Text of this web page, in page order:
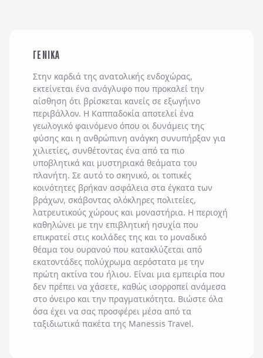
ΓΕΝΙΚΑ
Στην καρδιά της ανατολικής ενδοχώρας,
εκτείνεται ένα ανάγλυφο που προκαλεί την
αίσθηση ότι βρίσκεται κανείς σε εξωγήινο
περιβάλλον. Η Καππαδοκία αποτελεί ένα
γεωλογικό φαινόμενο όπου οι δυνάμεις της
φύσης και η ανθρώπινη ανάγκη συνυπήρξαν για
χιλιετίες, συνθέτοντας ένα από τα πιο
υποβλητικά και μυστηριακά θεάματα του
πλανήτη. Σε αυτό το σκηνικό, οι τοπικές
κοινότητες βρήκαν ασφάλεια στα έγκατα των
βράχων, σκάβοντας ολόκληρες πολιτείες,
λατρευτικούς χώρους και μοναστήρια. Η περιοχή
καθηλώνει με την επιβλητική ησυχία που
επικρατεί στις κοιλάδες της και το μοναδικό
θέαμα του ουρανού που κατακλύζεται από
εκατοντάδες πολύχρωμα αερόστατα με την
πρώτη ακτίνα του ήλιου. Είναι μια εμπειρία που
δεν πρέπει να χάσετε, καθώς ισορροπεί ανάμεσα
στο όνειρο και την πραγματικότητα. Βιώστε όλα
όσα έχει να σας προσφέρει μέσα από τα
ταξιδιωτικά πακέτα της Manessis Travel.